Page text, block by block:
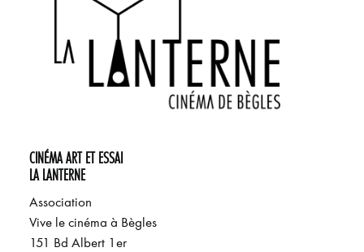
CINÉMA ART ET ESSAI
LA LANTERNE
Association
Vive le cinéma à Bègles
151 Bd Albert 1er